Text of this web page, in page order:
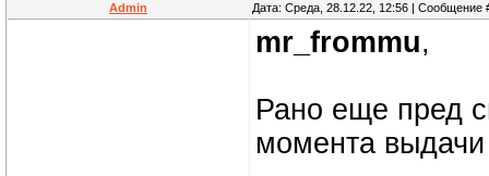
Admin Дата: Среда, 28.12.22, 12:56 | Сообщение
mr_frommu,
Рано еще пред
момента